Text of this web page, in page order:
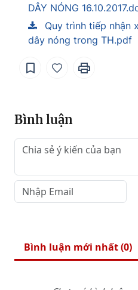
DÂY NÓNG
Quy trình tiếp nhận
dây nóng trong TH.pdf
Bình luận
Bình luận mới nhất (0)